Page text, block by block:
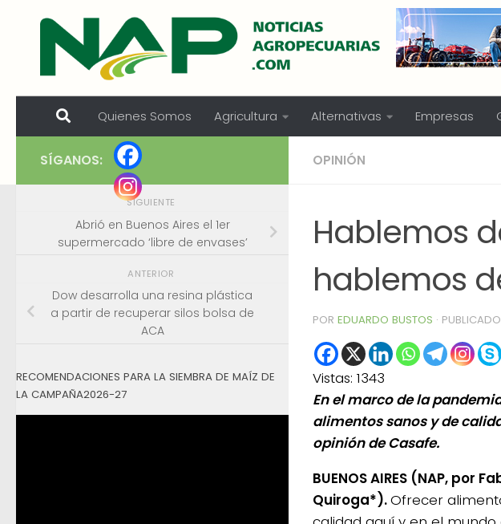
Skip to content
Quienes Somos Agricultura Alternativas Empresas
OPINIÓN
Hablemos
hablemos
POR EDUARDO BUSTOS · PUBLICADO
Vistas: 1343
En el marco de la
alimentos sanos y de
opinión de Casafe.
BUENOS AIRES (NAP, por
Quiroga*).Ofrecer
SÍGANOS:
SIGUIENTE
Abrió en Buenos Aires el 1er
supermercado ‘libre de envases’
ANTERIOR
Dow desarrolla una resina plástica
a partir de recuperar silos bolsa de
ACA
RECOMENDACIONES PARA LA SIEMBRA DE MAÍZ DE
LA CAMPAÑA2026-27